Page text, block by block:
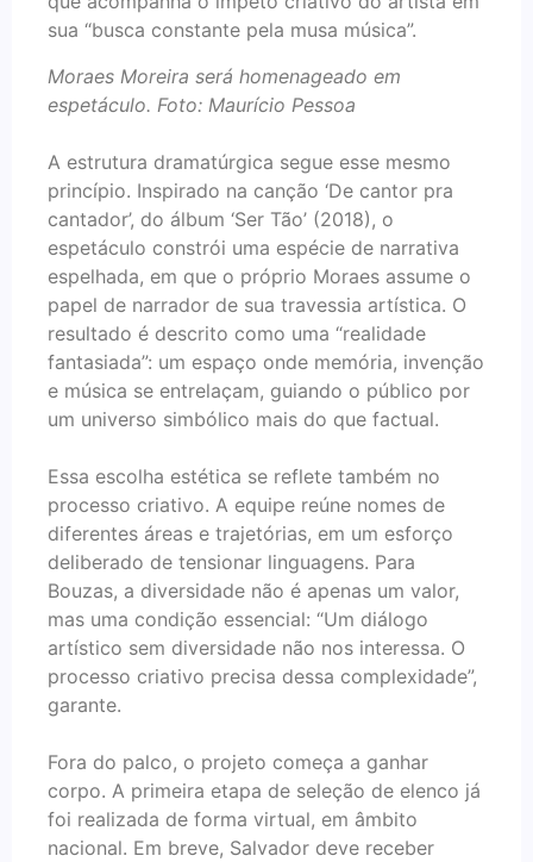
sua “busca constante pela musa música”.
Moraes Moreira será homenageado em
espetáculo. Foto: Maurício Pessoa
A estrutura dramatúrgica segue esse mesmo
princípio. Inspirado na canção ‘De cantor pra
cantador’, do álbum ‘Ser Tão’ (2018), o
espetáculo constrói uma espécie de narrativa
espelhada, em que o próprio Moraes assume o
papel de narrador de sua travessia artística. O
resultado é descrito como uma “realidade
fantasiada”: um espaço onde memória, invenção
e música se entrelaçam, guiando o público por
um universo simbólico mais do que factual.
Essa escolha estética se reflete também no
processo criativo. A equipe reúne nomes de
diferentes áreas e trajetórias, em um esforço
deliberado de tensionar linguagens. Para
Bouzas, a diversidade não é apenas um valor,
mas uma condição essencial: “Um diálogo
artístico sem diversidade não nos interessa. O
processo criativo precisa dessa complexidade”,
garante.
Fora do palco, o projeto começa a ganhar
corpo. A primeira etapa de seleção de elenco já
foi realizada de forma virtual, em âmbito
nacional. Em breve, Salvador deve receber